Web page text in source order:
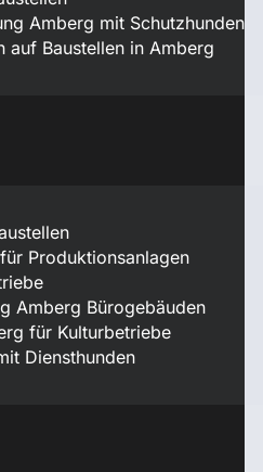
Amberg mit Schutzhunden
auf Baustellen in Amberg
Produktionsanlagen
Amberg Bürogebäuden
für Kulturbetriebe
Diensthunden